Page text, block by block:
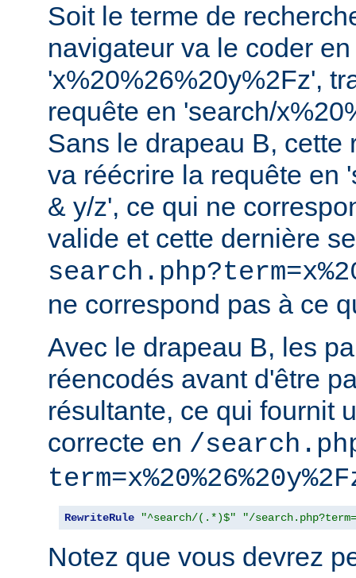
Soit le terme de
navigateur va le coder en
'x%20%26%20y%2Fz',
requête en 'search/
Sans le drapeau B, cette
va réécrire la requête en
& y/z', ce qui ne
valide et cette dernière
ne correspond pas à ce
Avec le drapeau B, les
réencodés avant d'être
résultante, ce qui fournit
correcte en /
RewriteRule "^search/(.*)$" "/
Notez que vous devrez